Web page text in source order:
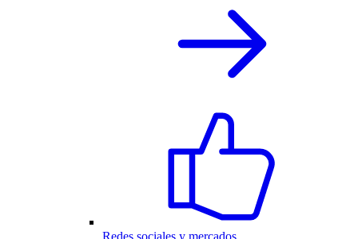
Redes sociales y mercados